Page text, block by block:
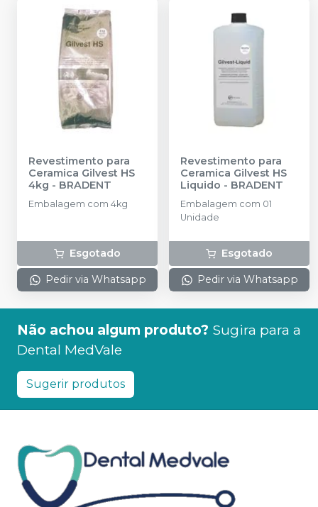
Revestimento para
Ceramica Gilvest HS
4kg - BRADENT
Embalagem com 4kg
Esgotado
Pedir via Whatsapp
Revestimento para
Ceramica Gilvest HS
Liquido - BRADENT
Embalagem com 01
Unidade
Esgotado
Pedir via Whatsapp
Não achou algum produto? Sugira para a
Dental MedVale
Sugerir produtos